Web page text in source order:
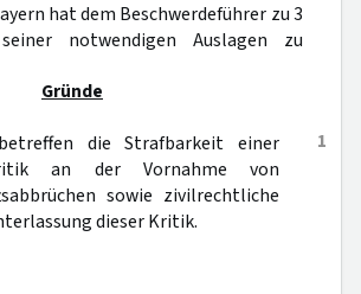
hat dem Beschwerdeführer zu 3
notwendigen Auslagen zu
Gründe
1
die Strafbarkeit einer
an der Vornahme von
sowie zivilrechtliche
dieser Kritik.